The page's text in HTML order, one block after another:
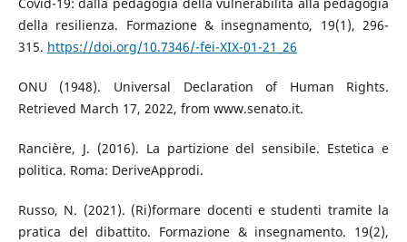
della resilienza. Formazione & insegnamento, 19(1), 296-
315. https://doi.org/10.7346/-fei-XIX-01-21_26
ONU (1948). Universal Declaration of Human Rights.
Retrieved March 17, 2022, from www.senato.it.
Rancière, J. (2016). La partizione del sensibile. Estetica e
politica. Roma: DeriveApprodi.
Russo, N. (2021). (Ri)formare docenti e studenti tramite la
pratica del dibattito. Formazione & insegnamento. 19(2),